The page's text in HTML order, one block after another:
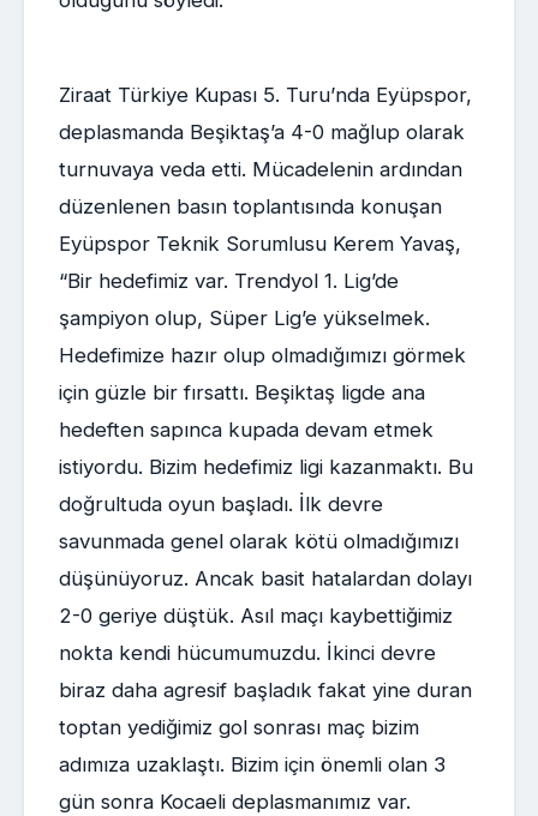
Ziraat Türkiye Kupası 5. Turu’nda Eyüpspor,
deplasmanda Beşiktaş’a 4-0 mağlup olarak
turnuvaya veda etti. Mücadelenin ardından
düzenlenen basın toplantısında konuşan
Eyüpspor Teknik Sorumlusu Kerem Yavaş,
“Bir hedefimiz var. Trendyol 1. Lig’de
şampiyon olup, Süper Lig’e yükselmek.
Hedefimize hazır olup olmadığımızı görmek
için güzle bir fırsattı. Beşiktaş ligde ana
hedeften sapınca kupada devam etmek
istiyordu. Bizim hedefimiz ligi kazanmaktı. Bu
doğrultuda oyun başladı. İlk devre
savunmada genel olarak kötü olmadığımızı
düşünüyoruz. Ancak basit hatalardan dolayı
2-0 geriye düştük. Asıl maçı kaybettiğimiz
nokta kendi hücumumuzdu. İkinci devre
biraz daha agresif başladık fakat yine duran
toptan yediğimiz gol sonrası maç bizim
adımıza uzaklaştı. Bizim için önemli olan 3
gün sonra Kocaeli deplasmanımız var.